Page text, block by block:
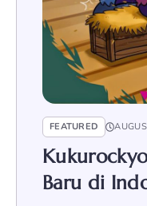
FEATURED
Baru di